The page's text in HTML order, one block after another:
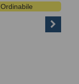
Ordinabile